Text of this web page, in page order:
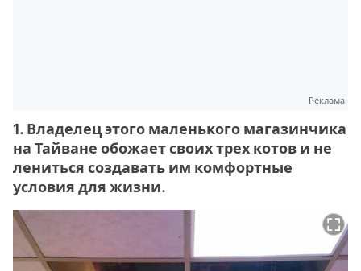
Реклама
1. Владелец этого маленького магазинчика
на Тайване обожает своих трех котов и не
лениться создавать им комфортные
условия для жизни.